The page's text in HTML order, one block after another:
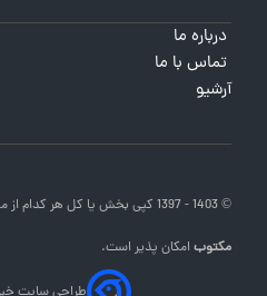
درباره ما
تماس با ما
آرشیو
© 1403 - 1397 کپی بخش یا کل هر کدام از مطالب
مکتوبامکان پذیر است.